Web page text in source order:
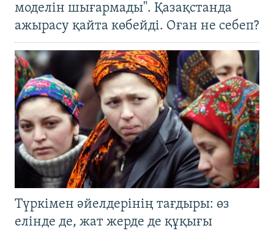
моделін шығармады". Қазақстанда
ажырасу қайта көбейді. Оған не себеп?
Түркімен әйелдерінің тағдыры: өз
елінде де, жат жерде де құқығы